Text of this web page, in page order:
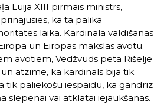
Luija XIII pirmais ministrs,
ka tā palika
laikā. Kardināla valdīšanas
un Eiropas mākslas avotu.
avotiem, Vedžvuds pēta Rišeljē
atzīmē, ka kardināls bija tik
tik paliekošu iespaidu, ka gandrīz
slepenai vai atklātai iejaukšanās.